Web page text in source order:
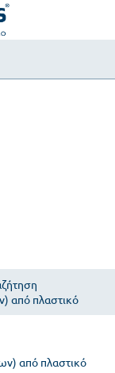
από πλαστικό